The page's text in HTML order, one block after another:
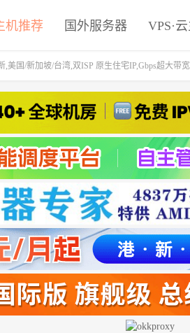
机推荐 国外服务器 VPS·
美国/新加坡/台湾,双ISP 原生住宅IP,Gbps超大带